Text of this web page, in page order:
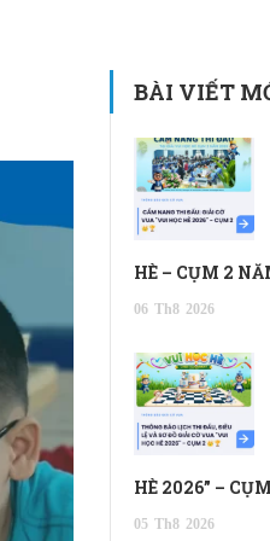
BÀI VIẾT
HÈ – CỤM 2
06 Th8 2026
HÈ 2026” –
05 Th8 2026